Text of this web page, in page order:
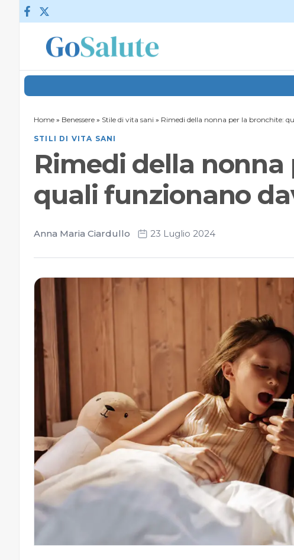
Vai al contenuto
Home » Benessere » Stile di vita sani » Rimedi della nonna per la bronchite:
STILI DI VITA SANI
Rimedi della
quali funzionano
Anna Maria Ciardullo 23 Luglio 2024